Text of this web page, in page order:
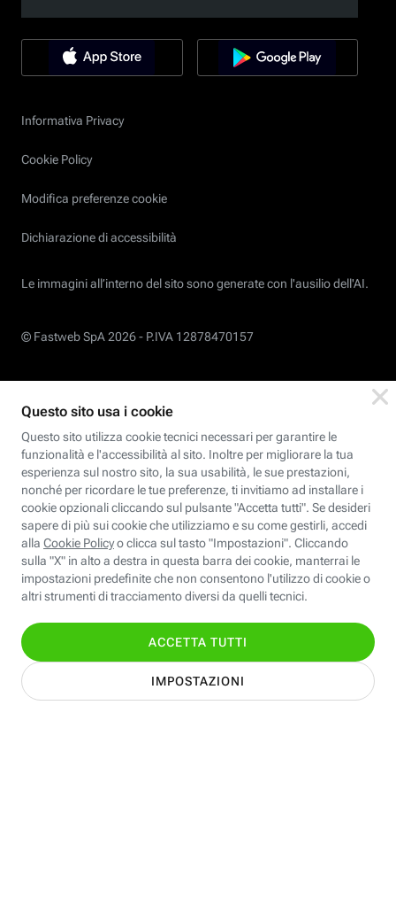
Informativa Privacy
Cookie Policy
Modifica preferenze cookie
Dichiarazione di accessibilità
Le immagini all’interno del sito sono generate con l'ausilio dell'AI.
© Fastweb SpA 2026 - P.IVA 12878470157